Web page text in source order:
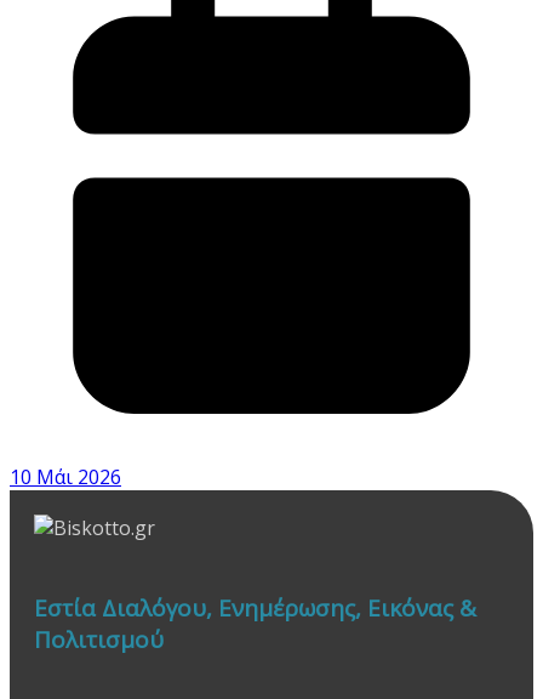
10 Μάι 2026
Εστία Διαλόγου, Ενημέρωσης, Εικόνας &
Πολιτισμού